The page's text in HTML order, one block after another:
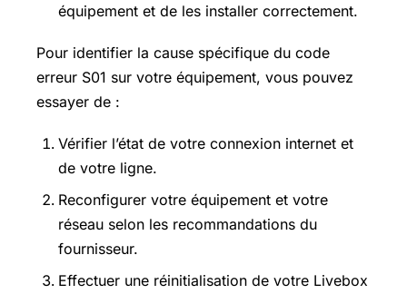
équipement et de les installer correctement.
Pour identifier la cause spécifique du code
erreur S01 sur votre équipement, vous pouvez
essayer de :
Vérifier l’état de votre connexion internet et
de votre ligne.
Reconfigurer votre équipement et votre
réseau selon les recommandations du
fournisseur.
Effectuer une réinitialisation de votre Livebox